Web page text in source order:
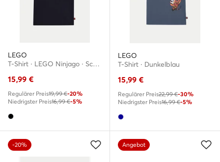
LEGO
T-Shirt · LEGO Ninjago · Schwarz
15,99 €
Regulärer Preis19,99 €-20%
Niedrigster Preis16,99 €-5%
LEGO
T-Shirt · Dunkelblau
15,99 €
Regulärer Preis22,99 €-30%
Niedrigster Preis16,99 €-5%
-20% Angebot